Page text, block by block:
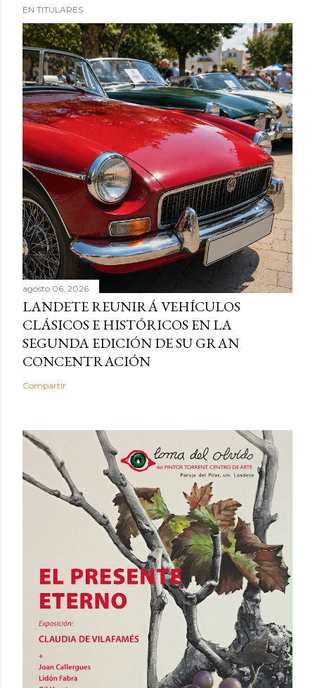
EN TITULARES
agosto 06, 2026
LANDETE REUNIRÁ VEHÍCULOS
CLÁSICOS E HISTÓRICOS EN LA
SEGUNDA EDICIÓN DE SU GRAN
CONCENTRACIÓN
Compartir